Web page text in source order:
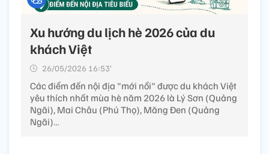
Xu hướng du lịch hè 2026 của du
khách Việt
26/05/2026 16:53’
Các điểm đến nội địa "mới nổi" được du khách Việt
yêu thích nhất mùa hè năm 2026 là Lý Sơn (Quảng
Ngãi), Mai Châu (Phú Thọ), Măng Đen (Quảng
Ngãi)…